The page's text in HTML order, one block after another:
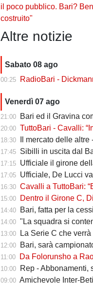
il poco pubblico. Bari? Ben
costruito"
Altre notizie
Sabato 08 ago
00:25 RadioBari - Dickmann saluta: va
Venerdì 07 ago
21:00 Bari ed il Gravina come
20:00 TuttoBari - Cavalli: “In Italia
18:30 Il mercato delle altre - Cerignola attivo
17:45 Sibilli in uscita dal
17:15 Ufficiale il girone della
17:05 Ufficiale, De Lucci va
16:30 Cavalli a TuttoBari: “Blasone?
15:00 Dentro il Girone C, Di Bari (ds Potenza):
14:40 Bari, fatta per la
14:00 "La squadra si
13:00 La Serie C che verrà - Giugliano, Lello
12:00 Bari, sarà campionato
11:00 Da Folorunsho a Rao. Ora?
10:00 Rep - Abbonamenti,
09:00 Amichevole Inter-Betis, CdM: